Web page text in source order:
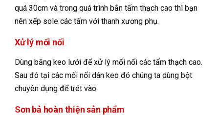
quá 30cm và trong quá trình bắn tấm thạch cao thì bạn
nên xếp sole các tấm với thanh xương phụ.
Xử lý mối nối
Dùng băng keo lưới để xử lý mối nối các tấm thạch cao.
Sau đó tại các mối nối dán keo đó chúng ta dùng bột
chuyên dụng để trét vào.
Sơn bả hoàn thiện sản phẩm